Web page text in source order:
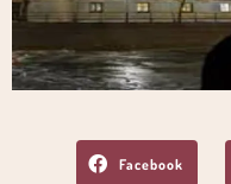
Facebook